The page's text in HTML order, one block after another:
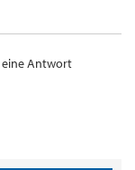
eine Antwort